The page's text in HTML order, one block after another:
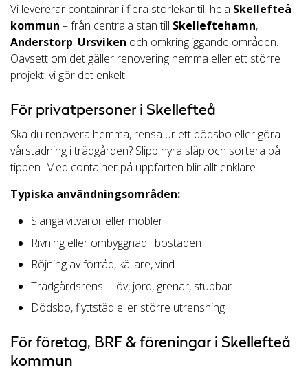
Vi levererar containrar i flera storlekar till hela Skellefteå
kommun – från centrala stan till Skelleftehamn,
Anderstorp, Ursviken och omkringliggande områden.
Oavsett om det gäller renovering hemma eller ett större
projekt, vi gör det enkelt.
För privatpersoner i Skellefteå
Ska du renovera hemma, rensa ur ett dödsbo eller göra
vårstädning i trädgården? Slipp hyra släp och sortera på
tippen. Med container på uppfarten blir allt enklare.
Typiska användningsområden:
Slänga vitvaror eller möbler
Rivning eller ombyggnad i bostaden
Röjning av förråd, källare, vind
Trädgårdsrens – löv, jord, grenar, stubbar
Dödsbo, flyttstäd eller större utrensning
För företag, BRF & föreningar i Skellefteå
kommun